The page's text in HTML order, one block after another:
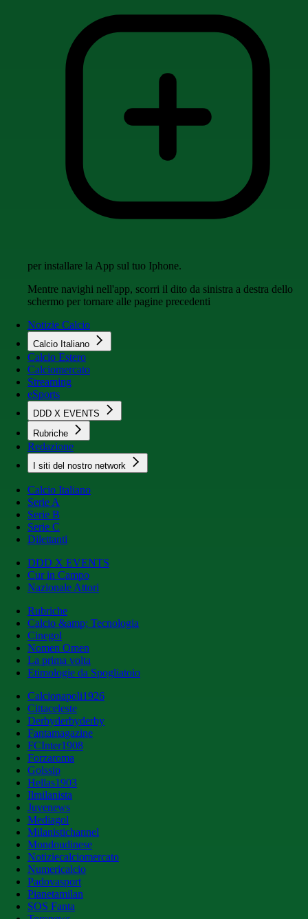
per installare la App sul tuo Iphone.
Mentre navighi nell'app, scorri il dito da sinistra a destra dello
schermo per tornare alle pagine precedenti
Notizie Calcio
Calcio Italiano
Calcio Estero
Calciomercato
Streaming
eSports
DDD X EVENTS
Rubriche
Redazione
I siti del nostro network
Calcio Italiano
Serie A
Serie B
Serie C
Dilettanti
DDD X EVENTS
Cur in Campo
Nazionale Attori
Rubriche
Calcio &amp; Tecnologia
Cinegol
Nomen Omen
La prima volta
Etimologie da Spogliatoio
Calcionapoli1926
Cittaceleste
Derbyderbyderby
Fantamagazine
FCInter1908
Forzaroma
Golssip
Hellas1903
Ilmilanista
Juvenews
Mediagol
Milanistichannel
Mondoudinese
Notiziecalciomercato
Numericalcio
Padovasport
Pianetamilan
SOS Fanta